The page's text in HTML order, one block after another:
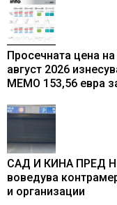
Просечната цена на
август 2026
МЕМО 153,56 евра
САД И КИНА ПРЕД
воведува
и организации